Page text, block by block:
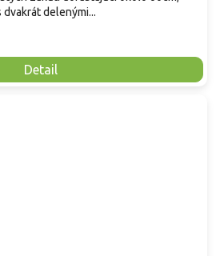
Detail
delenými...